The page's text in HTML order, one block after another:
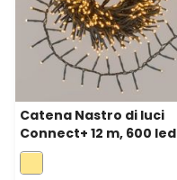
Catena Nastro di luci
Connect+ 12 m, 600 led
bianco caldo, cavo
verde, prolungabile